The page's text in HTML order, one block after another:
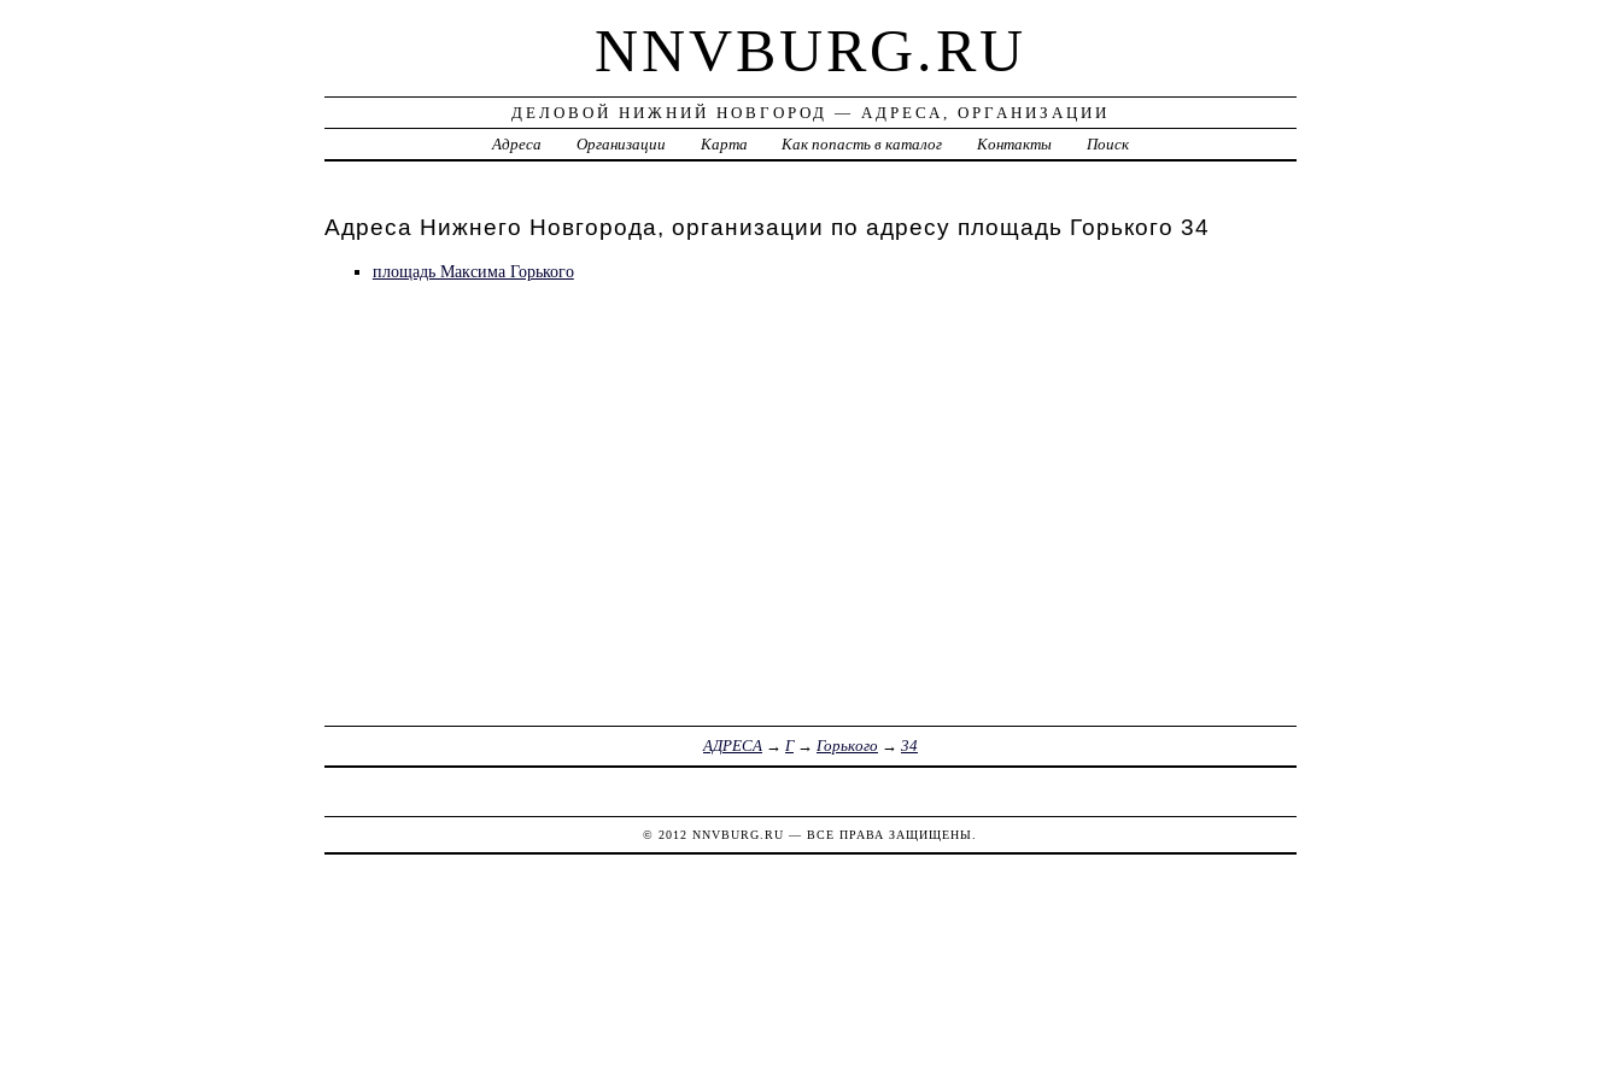
NNVBURG.RU
ДЕЛОВОЙ НИЖНИЙ НОВГОРОД — АДРЕСА, ОРГАНИЗАЦИИ
Адреса
Организации Карта Как попасть в каталог Контакты Поиск
Адреса Нижнего Новгорода, организации по адресу площадь Горького 34
площадь Максима Горького
АДРЕСА→ Г→ Горького → 34
© 2012NNVBURG.RU — ВСЕ ПРАВА ЗАЩИЩЕНЫ.